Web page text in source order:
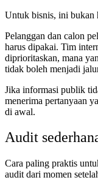
Untuk bisnis, ini bukan
Pelanggan dan calon
harus dipakai. Tim
diprioritaskan, mana
tidak boleh menjadi
Jika informasi publik
menerima pertanyaan
di awal.
Audit
Cara paling praktis
audit dari momen